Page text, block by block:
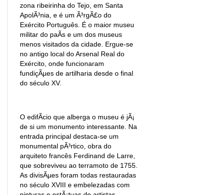
zona ribeirinha do Tejo, em Santa
ApolÃ³nia, e é um Ã³rgÃ£o do
Exército Português. É o maior museu
militar do paÃ­s e um dos museus
menos visitados da cidade. Ergue-se
no antigo local do Arsenal Real do
Exército, onde funcionaram
fundiçÃµes de artilharia desde o final
do século XV.
O edifÃ­cio que alberga o museu é jÃ¡
de si um monumento interessante. Na
entrada principal destaca-se um
monumental pÃ³rtico, obra do
arquiteto francês Ferdinand de Larre,
que sobreviveu ao terramoto de 1755.
As divisÃµes foram todas restauradas
no século XVIII e embelezadas com